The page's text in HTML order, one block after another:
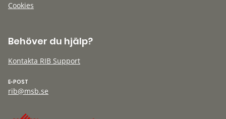
Cookies
Behöver du hjälp?
Kontakta RIB Support
E-POST
rib@msb.se